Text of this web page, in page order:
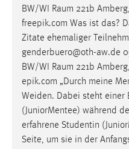
BW/WI
Raum 221b
freepik.com Was ist das?
Zitate ehemaliger
genderbuero@oth-aw.de
BW/WI
Raum 221b
epik.com „Durch meine
Weiden. Dabei steht einer
(JuniorMentee) während
erfahrene Studentin
Seite, um sie in der